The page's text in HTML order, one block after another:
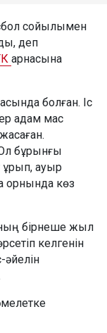
сойылымен
деп
арнасына
болған. Іс
адам мас
бұрынғы
ауыр
орнында көз
бірнеше жыл
келгенін